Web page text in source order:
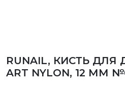
RUNAIL, КИСТЬ ДЛЯ
ART NYLON, 12 ММ